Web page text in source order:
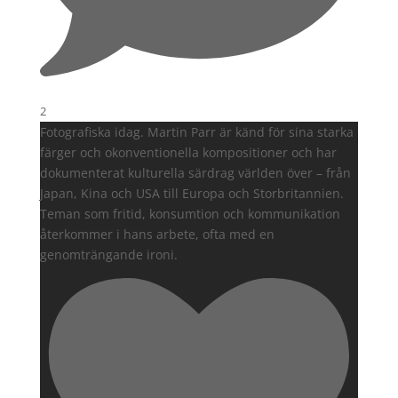
2
Fotografiska idag. Martin Parr är känd för sina starka
färger och okonventionella kompositioner och har
dokumenterat kulturella särdrag världen över – från
Japan, Kina och USA till Europa och Storbritannien.
Teman som fritid, konsumtion och kommunikation
återkommer i hans arbete, ofta med en
genomträngande ironi.